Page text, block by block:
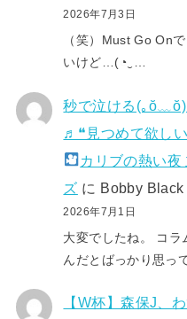
2026年7月3日
（笑）Must Go On
いけど…(⁠◔⁠‿⁠…
秒で泣ける(⁠｡⁠
♬❝見つめて欲し
カリブの熱い
ズ に Bobby Black
2026年7月1日
大変でしたね。 コラ
んだとばっかり思っ
【W杯】森保J